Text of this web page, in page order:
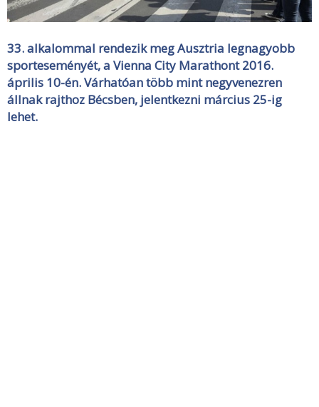
33. alkalommal rendezik meg Ausztria legnagyobb
sporteseményét, a Vienna City Marathont 2016.
április 10-én. Várhatóan több mint negyvenezren
állnak rajthoz Bécsben, jelentkezni március 25-ig
lehet.